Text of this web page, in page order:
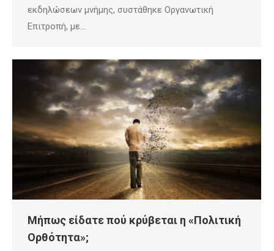
εκδηλώσεων μνήμης, συστάθηκε Οργανωτική
Επιτροπή, με…
Μήπως είδατε πού κρύβεται η «Πολιτική
Ορθότητα»;